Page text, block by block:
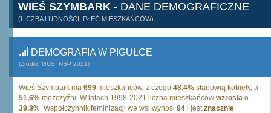
WIEŚ SZYMBARK - DANE DEMOGRAFICZNE
(LICZBA LUDNOŚCI, PŁEĆ MIESZKAŃCÓW)
DEMOGRAFIA W PIGUŁCE
(Źródło: GUS, NSP 2021)
Wieś Szymbark ma 699 mieszkańców, z czego 48,4% stanowią kobiety, a
51,6% mężczyźni. W latach 1998-2021 liczba mieszkańców wzrosła o
39,8%. Współczynnik feminizacji we wsi wynosi 94 i jestznacznie